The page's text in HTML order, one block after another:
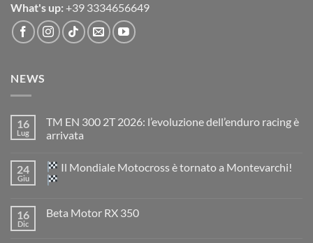
What's up: +39 3334656649
NEWS
16
Lug
TM EN 300 2T 2026: l’evoluzione dell’enduro racing è
arrivata
su
TM
EN
2026:
24
Giu
Il Mondiale Motocross è tornato a Montevarchi!
su
16
Dic
Beta Motor RX 350